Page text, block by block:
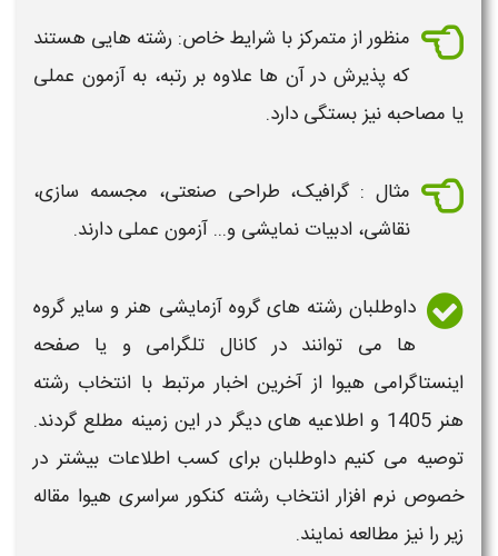
منظور از متمرکز با شرایط خاص: رشته هایی هستند
که پذیرش در آن ها علاوه بر رتبه، به آزمون عملی
یا مصاحبه نیز بستگی دارد.
مثال : گرافیک، طراحی صنعتی، مجسمه سازی،
نقاشی، ادبیات نمایشی و... آزمون عملی دارند.
داوطلبان رشته های گروه آزمایشی هنر و سایر گروه
ها می توانند در کانال تلگرامی و یا صفحه
اینستاگرامی هیوا از آخرین اخبار مرتبط با انتخاب رشته
هنر 1405
و اطلاعیه های دیگر در این زمینه مطلع گردند.
توصیه می کنیم داوطلبان برای کسب اطلاعات بیشتر در
خصوص نرم افزار انتخاب رشته کنکور سراسری هیوا مقاله
زیر را نیز مطالعه نمایند.